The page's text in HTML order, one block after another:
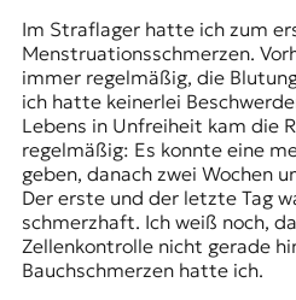
Im Straflager hatte ich zum
Menstruationsschmerzen.
immer regelmäßig, die
ich hatte keinerlei
Lebens in Unfreiheit kam die
regelmäßig: Es konnte eine
geben, danach zwei Wochen
Der erste und der letzte Tag
schmerzhaft. Ich weiß noch,
Zellenkontrolle nicht gerade
Bauchschmerzen hatte ich.